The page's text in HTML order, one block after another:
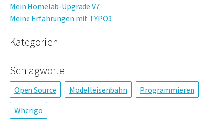
Mein Homelab-Upgrade V7
Meine Erfahrungen mit TYPO3
Kategorien
Schlagworte
Open Source Modelleisenbahn Programmieren
Wherigo